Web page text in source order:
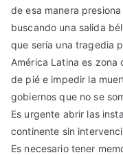
de esa manera
buscando una salida
que sería una tragedia
América Latina es
de pié e impedir la
gobiernos que no se
Es urgente abrir las
continente sin
Es necesario tener